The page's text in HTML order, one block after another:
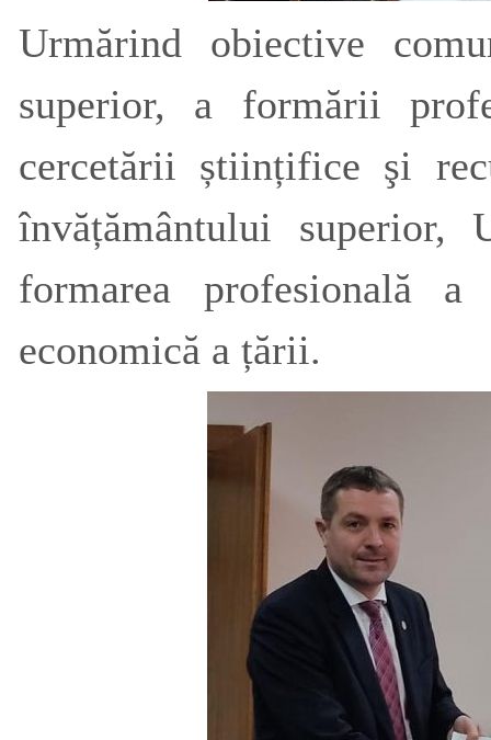
Urmărind obiective
superior, a formării
cercetării științifice şi
învățământului
formarea profesională
economică a țării.